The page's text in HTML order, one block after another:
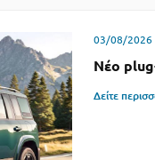
03/08/2026
Νέο
Δείτε